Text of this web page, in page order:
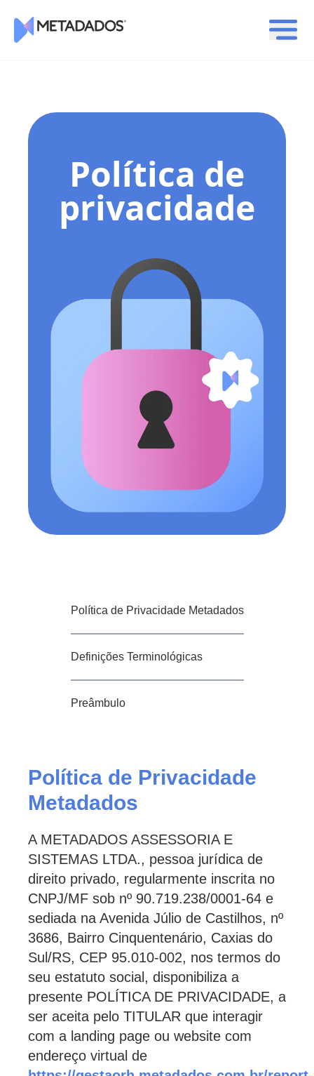
Política de
privacidade
Política de Privacidade Metadados
Definições Terminológicas
Preâmbulo
Política de Privacidade
Metadados
A METADADOS ASSESSORIA E
SISTEMAS LTDA., pessoa jurídica de
direito privado, regularmente inscrita no
CNPJ/MF sob nº 90.719.238/0001-64 e
sediada na Avenida Júlio de Castilhos, nº
3686, Bairro Cinquentenário, Caxias do
Sul/RS, CEP 95.010-002, nos termos do
seu estatuto social, disponibiliza a
presente POLÍTICA DE PRIVACIDADE, a
ser aceita pelo TITULAR que interagir
com a landing page ou website com
endereço virtual de